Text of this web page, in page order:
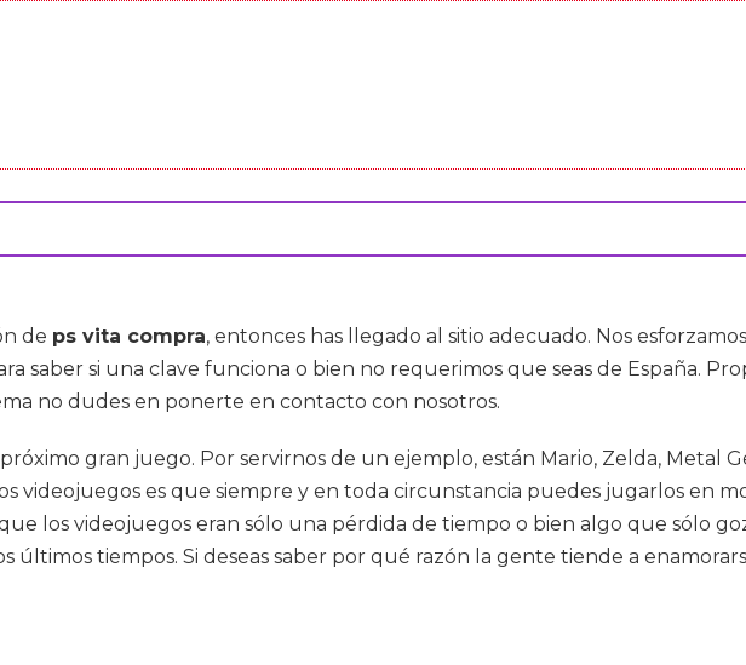
de ps vita compra, entonces has llegado al sitio adecuado. Nos
saber si una clave funciona o bien no requerimos que seas de España.
no dudes en ponerte en contacto con nosotros.
gran juego. Por servirnos de un ejemplo, están Mario, Zelda, Metal
videojuegos es que siempre y en toda circunstancia puedes jugarlos en
los videojuegos eran sólo una pérdida de tiempo o bien algo que sólo
tiempos. Si deseas saber por qué razón la gente tiende a